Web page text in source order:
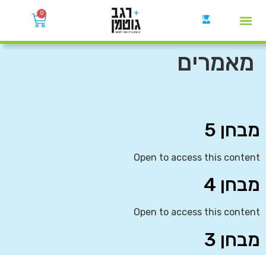
0
מאמרים
מבחן 5
Open to access this content
מבחן 4
Open to access this content
מבחן 3